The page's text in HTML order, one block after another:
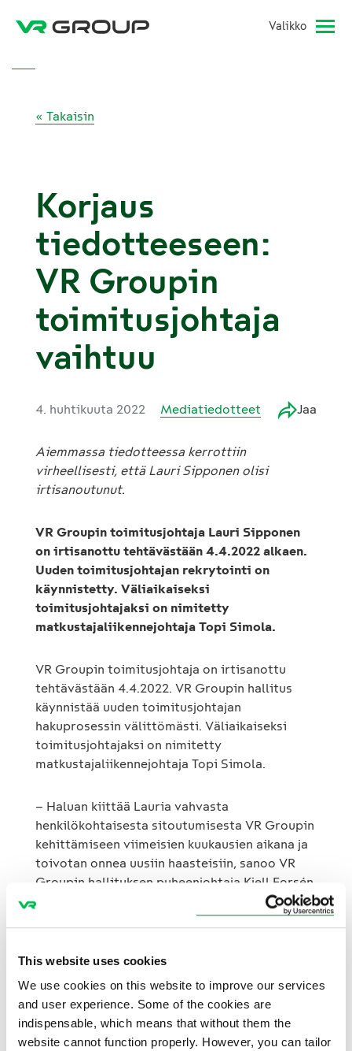
This website uses cookies
We use cookies on this website to improve our services
and user experience. Some of the cookies are
indispensable, which means that without them the
website cannot function properly. However, you can tailor
Valikko
« Takaisin
Korjaus
tiedotteeseen:
VR Groupin
toimitusjohtaja
vaihtuu
4. huhtikuuta 2022 Mediatiedotteet Jaa
Aiemmassa tiedotteessa kerrottiin
virheellisesti, että Lauri Sipponen olisi
irtisanoutunut.
VR Groupin toimitusjohtaja Lauri Sipponen
on irtisanottu tehtävästään 4.4.2022 alkaen.
Uuden toimitusjohtajan rekrytointi on
käynnistetty. Väliaikaiseksi
toimitusjohtajaksi on nimitetty
matkustajaliikennejohtaja Topi Simola.
VR Groupin toimitusjohtaja on irtisanottu
tehtävästään 4.4.2022. VR Groupin hallitus
käynnistää uuden toimitusjohtajan
hakuprosessin välittömästi. Väliaikaiseksi
toimitusjohtajaksi on nimitetty
matkustajaliikennejohtaja Topi Simola.
– Haluan kiittää Lauria vahvasta
henkilökohtaisesta sitoutumisesta VR Groupin
kehittämiseen viimeisien kuukausien aikana ja
toivotan onnea uusiin haasteisiin, sanoo VR
Groupin hallituksen puheenjohtaja Kjell Forsén
ja jatkaa:
vt. toimitusjohtajaksi siihen asti, kunnes uuden
toimitusjohtajan rekrytointi on saatu
päätökseen.
– Ajankohta on haastava, mutta onneksi talo